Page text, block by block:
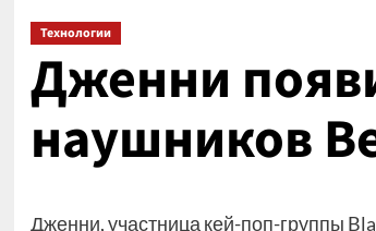
Технологии
Дженни
наушников
Дженни, участница кей-поп-группы